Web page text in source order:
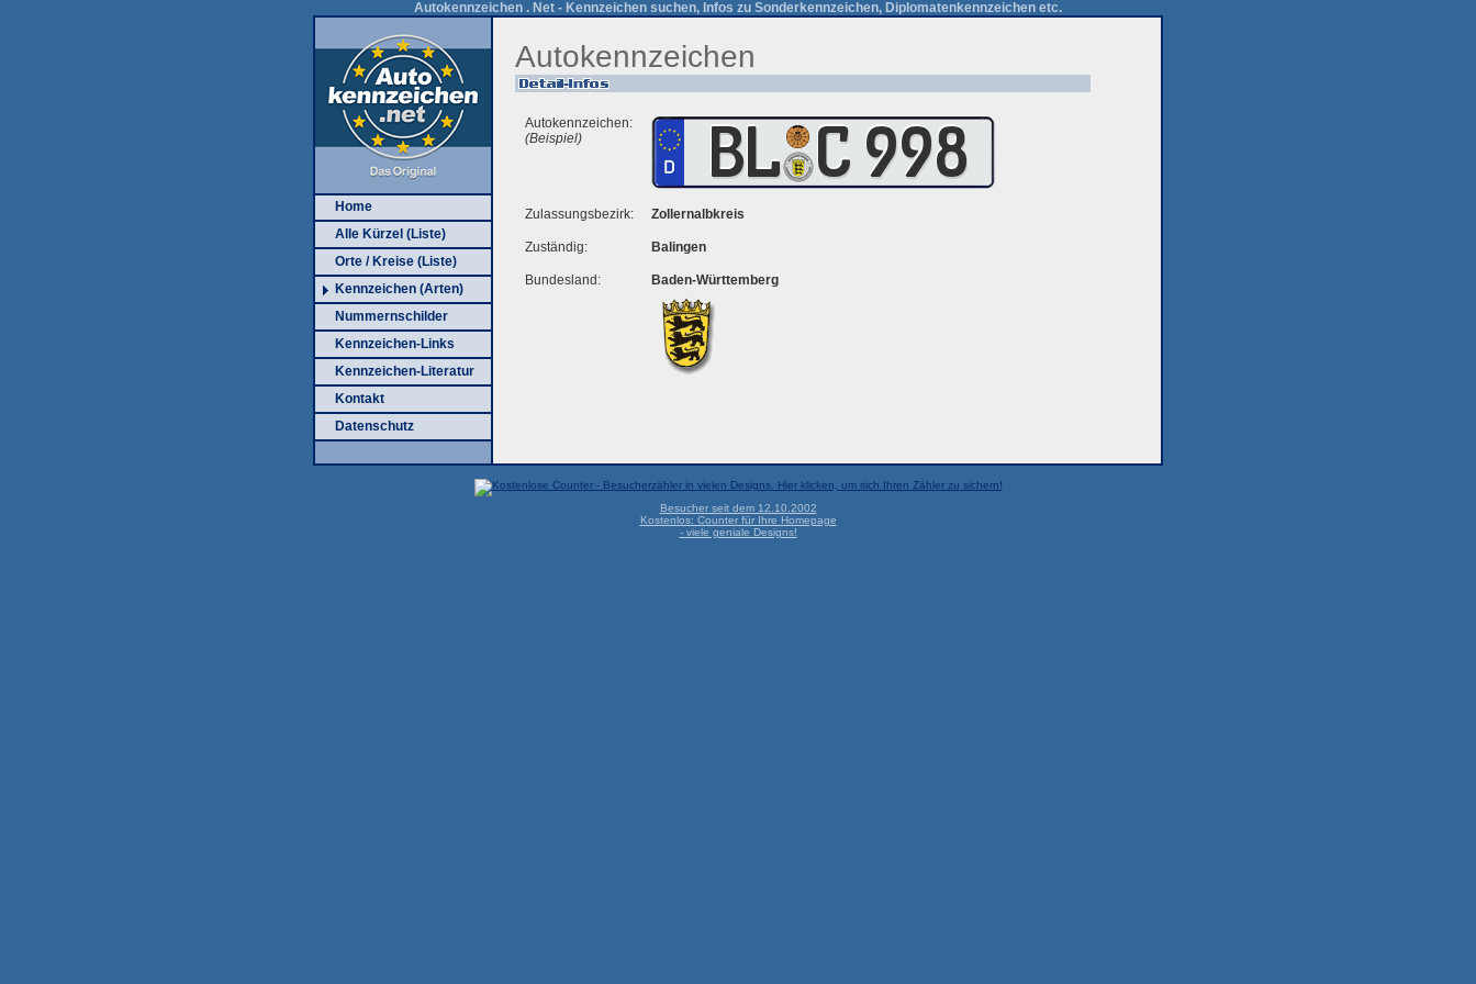
Autokennzeichen . Net - Kennzeichen suchen, Infos zu Sonderkennzeichen, Diplomatenkennzeichen etc.
Home
Alle Kürzel (Liste)
Orte / Kreise (Liste)
Kennzeichen (Arten)
Nummernschilder
Kennzeichen-Links
Kennzeichen-Literatur
Kontakt
Datenschutz
Autokennzeichen
Autokennzeichen:
(Beispiel)
Zulassungsbezirk: Zollernalbkreis
Zuständig: Balingen
Bundesland: Baden-Württemberg
Besucher seit dem 12.10.2002
Kostenlos: Counter für Ihre Homepage
- viele geniale Designs!